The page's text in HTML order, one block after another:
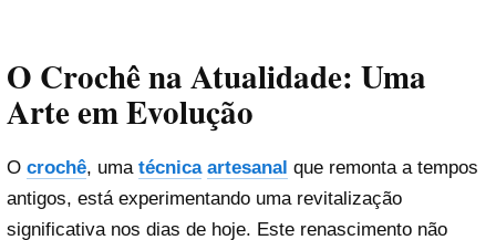
O Crochê na Atualidade: Uma
Arte em Evolução
O crochê, uma técnica artesanal que remonta a tempos
antigos, está experimentando uma revitalização
significativa nos dias de hoje. Este renascimento não